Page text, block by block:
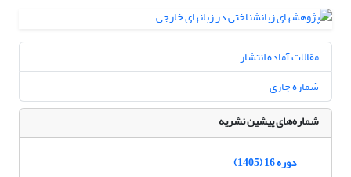
مقالات آماده انتشار
شماره جاری
شماره‌های پیشین نشریه
دوره 16 (1405)